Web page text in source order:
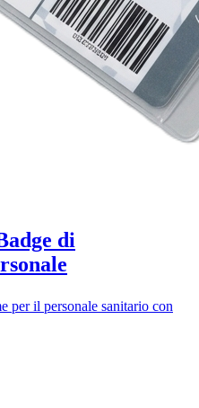
di
per il personale sanitario con